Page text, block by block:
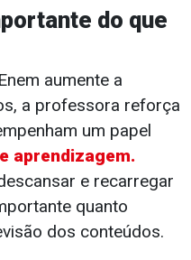
do que
aumente a
a professora reforça
um papel
aprendizagem.
e recarregar
quanto
dos conteúdos.